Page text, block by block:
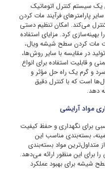
یک سیستم کنترل اتوماتیک
پارامترهای فرآیند مات کردن
می‌کند. امکان تنظیم دستی
بهینه‌سازی کرد. مزایای استفاده
مات کردن سطح شیشه ویال،
در مقایسه با سایر روش‌ها،
و قابلیت استفاده برای انواع
و گرم یک راه حل مؤثر و
است که با کنترل دقیق
دهد.
مواد آرایشی
برای نگهداری و حفظ کیفیت
بسته‌بندی مناسب این
مواد بسته‌بندی
برای این منظور ارائه می‌دهد.
شیشه برای بهبود عملکرد